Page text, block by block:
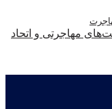
مهاجرتی و اتحاد